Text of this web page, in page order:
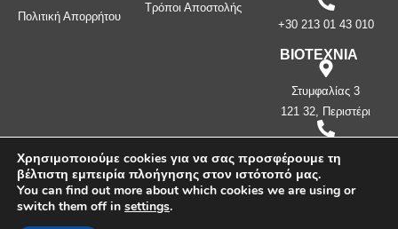
Πολιτική Απορρήτου
Τρόποι Αποστολής
+30 213 01 43 010
ΒΙΟΤΕΧΝΙΑ
Στυμφαλίας 3
121 32, Περιστέρι
397
Πνευματικά δικαιώματα ©2026
Χρησιμοποιούμε cookies για να σας προσφέρουμε τη
βέλτιστη εμπειρία πλοήγησης στον ιστότοπό μας.
You can find out more about which cookies we are using or
switch them off in settings.